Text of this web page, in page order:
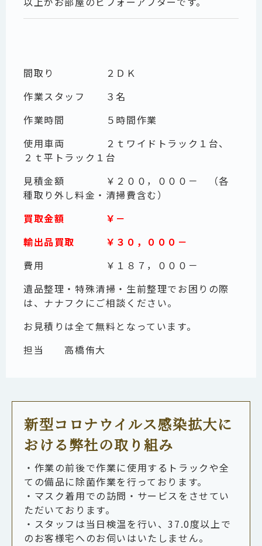
間取り ２ＤＫ
作業スタッフ ３名
作業時間 ５時間作業
使用車両 ２ｔワイドトラック１台、
２ｔ平トラック１台
見積金額 ￥２００，０００－ （各
種取り外し料金・清掃費含む）
買取金額 ￥－
輸出品買取 ￥３０，０００－
費用 ￥１８７，０００－
遺品整理・特殊清掃・生前整理でお困りの際
は、ナナフクにご相談ください。
お見積りは全て無料となっています。
担当
高橋侑大
新型コロナウイルス感染拡大に
おける弊社の取り組み
・作業の前後で作業に使用するトラックや全
ての備品に除菌作業を行っております。
・マスク着用での訪問・サービスをさせてい
ただいております。
・スタッフは当日検温を行い、37.0度以上で
のお客様宅へのお伺いはいたしません。